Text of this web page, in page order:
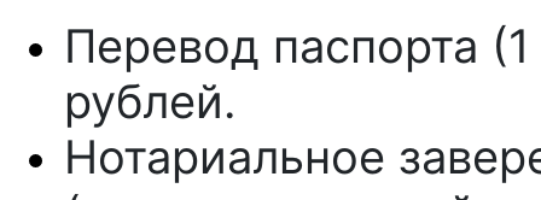
Перевод паспорта
рублей.
Нотариальное